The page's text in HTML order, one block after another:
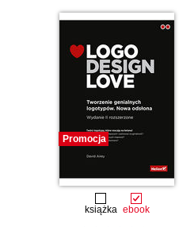
Promocja
książka ebook